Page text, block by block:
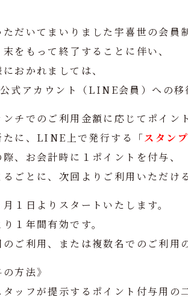
だいてまいりました宇喜世の会員
をもって終了することに伴い、
おかれましては、
式アカウント（LINE会員）への移
チでのご利用金額に応じてポイン
たに、LINE上で発行する「スタン
、お会計時に１ポイントを付与、
るごとに、次回よりご利用いただけ
１日よりスタートいたします。
１年間有効です。
ご利用、または複数名でのご利用
方法》
ッフが提示するポイント付与用